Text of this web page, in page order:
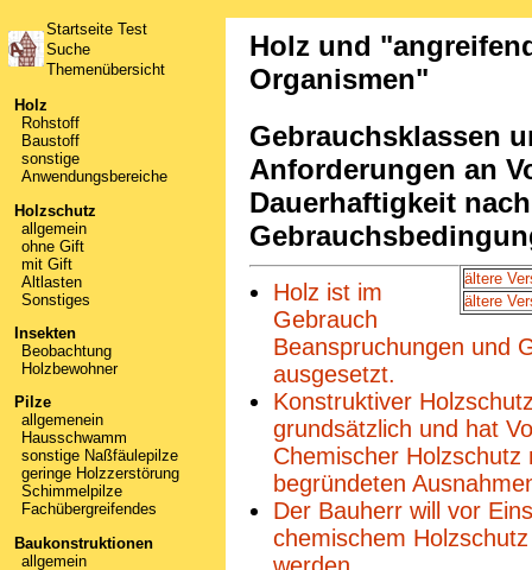
Startseite Test
Suche
Themenübersicht
Holz
Rohstoff
Baustoff
sonstige
Anwendungsbereiche
Holzschutz
allgemein
ohne Gift
mit Gift
Altlasten
Sonstiges
Insekten
Beobachtung
Holzbewohner
Pilze
allgemenein
Hausschwamm
sonstige Naßfäulepilze
geringe Holzzerstörung
Schimmelpilze
Fachübergreifendes
Baukonstruktionen
allgemein
Holz und
Organismen"
Gebrauchsklassen
Anforderungen an
Dauerhaftigkeit nach
ältere
ältere
Holz ist im
Gebrauch
Beanspruchungen und
ausgesetzt.
Konstruktiver
grundsätzlich und hat
Chemischer Holzschutz
begründeten
Der Bauherr will vor
chemischem